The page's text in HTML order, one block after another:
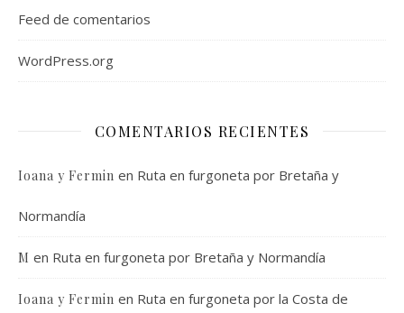
Feed de comentarios
WordPress.org
COMENTARIOS RECIENTES
Ioana y Fermin en Ruta en furgoneta por Bretaña y
Normandía
M en Ruta en furgoneta por Bretaña y Normandía
Ioana y Fermin en Ruta en furgoneta por la Costa de